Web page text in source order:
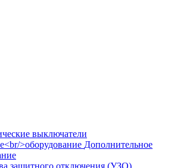
выключатели
Дополнительное
защитного отключения (УЗО)